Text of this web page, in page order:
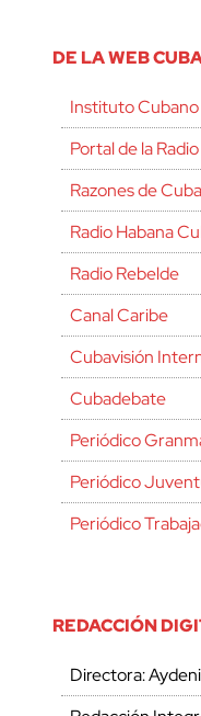
DE LA WEB
Instituto Cubano
Portal de la
Razones de Cuba
Radio Habana
Radio Rebelde
Canal Caribe
Cubavisión
Cubadebate
Periódico
Periódico
Periódico
REDACCIÓN
Directora: